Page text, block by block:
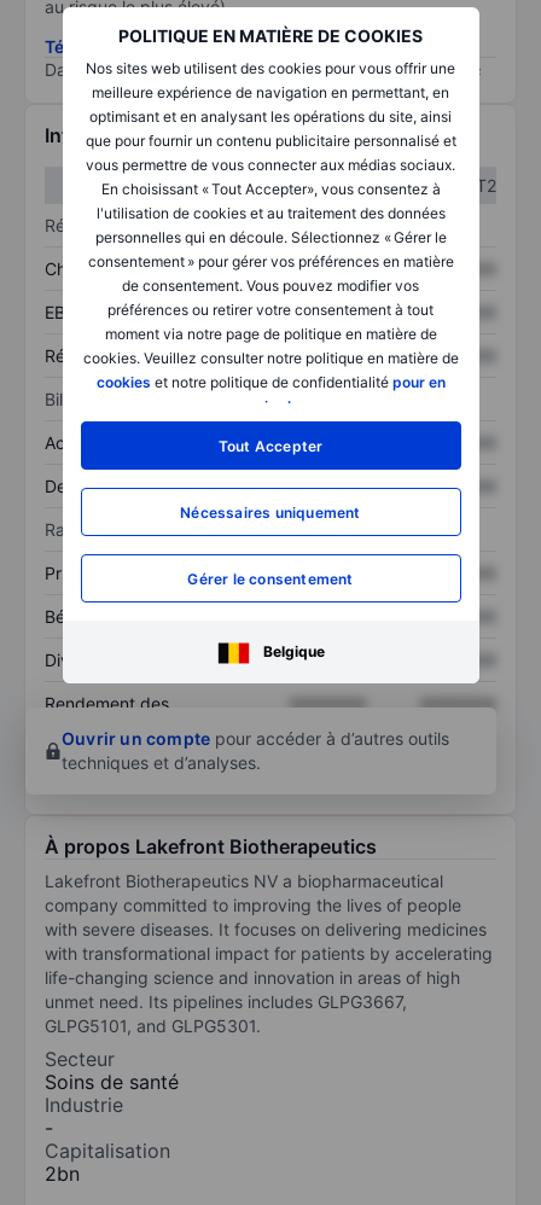
POLITIQUE EN MATIÈRE DE COOKIES
Nos sites web utilisent des cookies pour vous offrir une
meilleure expérience de navigation en permettant, en
optimisant et en analysant les opérations du site, ainsi
que pour fournir un contenu publicitaire personnalisé et
vous permettre de vous connecter aux médias sociaux.
En choisissant « Tout Accepter», vous consentez à
l'utilisation de cookies et au traitement des données
personnelles qui en découle. Sélectionnez « Gérer le
consentement » pour gérer vos préférences en matière
de consentement. Vous pouvez modifier vos
préférences ou retirer votre consentement à tout
moment via notre page de politique en matière de
cookies. Veuillez consulter notre politique en matière de
cookies et notre politique de confidentialité pour en
savoir plus
Tout Accepter
Nécessaires uniquement
Gérer le consentement
Belgique
au risque le plus élevé).
Télécharger la méthodologie ESG (en anglais)
Data provided by
/
Informations financières
T1
T2
Résultats
Chiffre d’affaires XXXXXXX XXXXXXX
EBITDA XXXXXXX XXXXXXX
Résultat net XXXXXXX XXXXXXX
Bilan
Actif total XXXXXXX
Dette totale XXXXXXX XXXXXXX
Ratios
Prix / ventes XXXXXXX
Bénéfice par action
Dividende par action XXXXXXX
Rendement des
XXXXXXX
XXXXXXX
Ouvrir un compte pour accéder à d’autres outils
techniques et d’analyses.
À propos Lakefront Biotherapeutics
Lakefront Biotherapeutics NV a biopharmaceutical
company committed to improving the lives of people
with severe diseases. It focuses on delivering medicines
with transformational impact for patients by accelerating
life-changing science and innovation in areas of high
unmet need. Its pipelines includes GLPG3667,
GLPG5101, and GLPG5301.
Secteur
Soins de santé
Industrie
-
Capitalisation
2bn